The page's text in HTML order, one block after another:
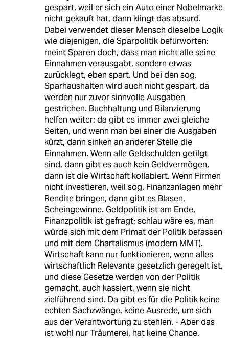
gespart, weil er sich ein Auto einer Nobelmarke
nicht gekauft hat, dann klingt das absurd.
Dabei verwendet dieser Mensch dieselbe Logik
wie diejenigen, die Sparpolitik befürworten:
meint Sparen doch, dass man nicht alle seine
Einnahmen verausgabt, sondern etwas
zurücklegt, eben spart. Und bei den sog.
Sparhaushalten wird auch nicht gespart, da
werden nur zuvor sinnvolle Ausgaben
gestrichen. Buchhaltung und Bilanzierung
helfen weiter: da gibt es immer zwei gleiche
Seiten, und wenn man bei einer die Ausgaben
kürzt, dann sinken an anderer Stelle die
Einnahmen. Wenn alle Geldschulden getilgt
sind, dann gibt es auch kein Geldvermögen,
dann ist die Wirtschaft kollabiert. Wenn Firmen
nicht investieren, weil sog. Finanzanlagen mehr
Rendite bringen, dann gibt es Blasen,
Scheingewinne. Geldpolitik ist am Ende,
Finanzpolitik ist gefragt; schlau wäre es, man
würde sich mit dem Primat der Politik befassen
und mit dem Chartalismus (modern MMT).
Wirtschaft kann nur funktionieren, wenn alles
wirtschaftlich Relevante gesetzlich geregelt ist,
und diese Gesetze werden von der Politik
gemacht, auch kassiert, wenn sie nicht
zielführend sind. Da gibt es für die Politik keine
echten Sachzwänge, keine Ausrede, um sich
aus der Verantwortung zu stehlen. - Aber das
ist wohl nur Träumerei, hat keine Chance.